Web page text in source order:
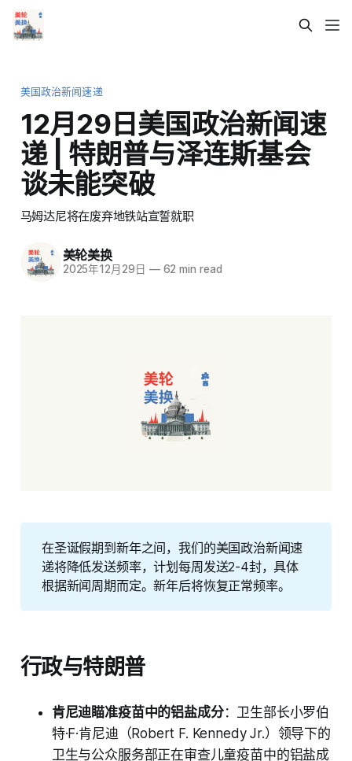
美国政治新闻速递
12月29日美国政治新闻速
递 | 特朗普与泽连斯基会
谈未能突破
马姆达尼将在废弃地铁站宣誓就职
美轮美换
2025年12月29日 —62 min read
在圣诞假期到新年之间，我们的美国政治新闻速
递将降低发送频率，计划每周发送2-4封，具体
根据新闻周期而定。新年后将恢复正常频率。
行政与特朗普
肯尼迪瞄准疫苗中的铝盐成分：卫生部长小罗伯
特·F·肯尼迪（Robert F. Kennedy Jr.）领导下的
卫生与公众服务部正在审查儿童疫苗中的铝盐成